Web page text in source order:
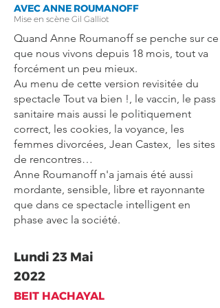
AVEC ANNE ROUMANOFF
Mise en scène Gil Galliot
Quand Anne Roumanoff se penche sur ce
que nous vivons depuis 18 mois, tout va
forcément un peu mieux.
Au menu de cette version revisitée du
spectacle Tout va bien !, le vaccin, le pass
sanitaire mais aussi le politiquement
correct, les cookies, la voyance, les
femmes divorcées, Jean Castex, les sites
de rencontres…
Anne Roumanoff n'a jamais été aussi
mordante, sensible, libre et rayonnante
que dans ce spectacle intelligent en
phase avec la société.
Lundi 23 Mai
2022
BEIT HACHAYAL